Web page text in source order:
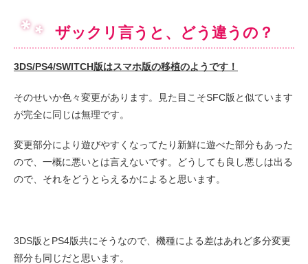
ザックリ言うと、どう違うの？
3DS/PS4/SWITCH版はスマホ版の移植のようです！
そのせいか色々変更があります。見た目こそSFC版と似ています
が完全に同じは無理です。
変更部分により遊びやすくなってたり新鮮に遊べた部分もあった
ので、一概に悪いとは言えないです。どうしても良し悪しは出る
ので、それをどうとらえるかによると思います。
3DS版とPS4版共にそうなので、機種による差はあれど多分変更
部分も同じだと思います。